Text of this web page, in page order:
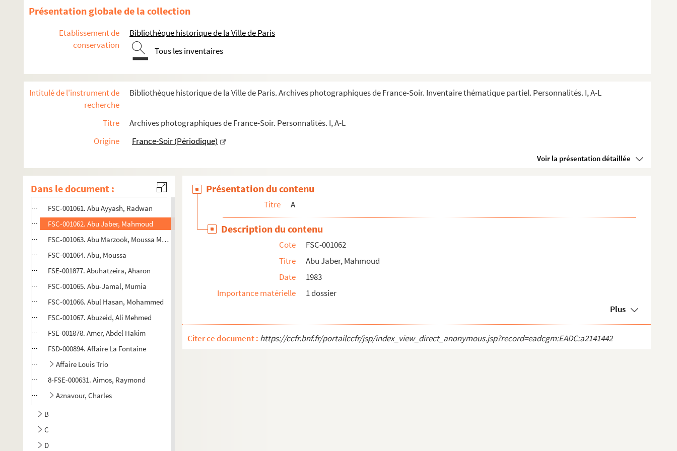
Présentation globale de la collection
Etablissement de
conservation
Bibliothèque historique de la Ville de Paris
Tous les inventaires
Intitulé de l'instrument de
recherche
Bibliothèque historique de la Ville de Paris. Archives photographiques de France-Soir. Inventaire thématique partiel. Personnalités. I, A-L
Titre
Archives photographiques de France-Soir. Personnalités. I, A-L
Origine
France-Soir (Périodique)
Voir la présentation détaillée
Dans le document :
FSC-001057. Abramowitz, Christophe
FSE-001868. Abrams, Muhal Richard
FSC-001058. Abrams, Robert
Abreu, Fernanda
FSE-001870. Abrial, Jean-Marie Charles
FSE-001873. Abrioux, Jean-Claude
FSE-001875. Absil, Vincent
FSE-001876. Absire, Alain
FSC-001061. Abu Ayyash, Radwan
FSC-001062. Abu Jaber, Mahmoud
FSC-001063. Abu Marzook, Moussa Mohamed
FSC-001064. Abu, Moussa
FSE-001877. Abuhatzeira, Aharon
FSC-001065. Abu-Jamal, Mumia
FSC-001066. Abul Hasan, Mohammed
FSC-001067. Abuzeid, Ali Mehmed
FSE-001878. Amer, Abdel Hakim
FSD-000894. Affaire La Fontaine
Affaire Louis Trio
8-FSE-000631. Aimos, Raymond
Aznavour, Charles
B
C
D
Présentation du contenu
Titre A
Description du contenu
Cote
FSC-001062
Titre
Abu Jaber, Mahmoud
Date
1983
Importance matérielle
1 dossier
Plus
Citer ce document : https://ccfr.bnf.fr/portailccfr/jsp/index_view_direct_anonymous.jsp?record=eadcgm:EADC:a2141442